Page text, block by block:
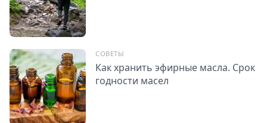
СОВЕТЫ
Как хранить эфирные масла. Срок
годности масел